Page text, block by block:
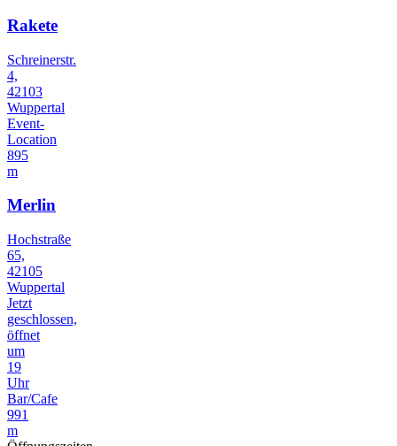
Rakete
Schreinerstr.
4,
42103
Wuppertal
Event-
Location
895
m
Merlin
Hochstraße
65,
42105
Wuppertal
Jetzt
geschlossen,
öffnet
um
19
Uhr
Bar/Cafe
991
m